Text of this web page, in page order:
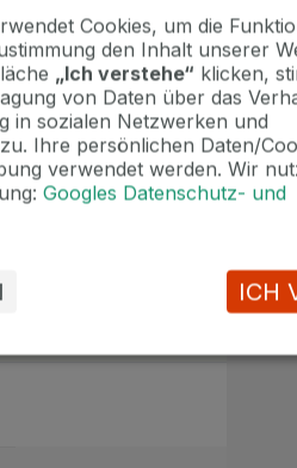
Cookies, um die
den Inhalt unserer
„Ich verstehe“ klicken,
von Daten über das
in sozialen Netzwerken und
Ihre persönlichen Daten/
verwendet werden. Wir
Googles Datenschutz- und
ICH